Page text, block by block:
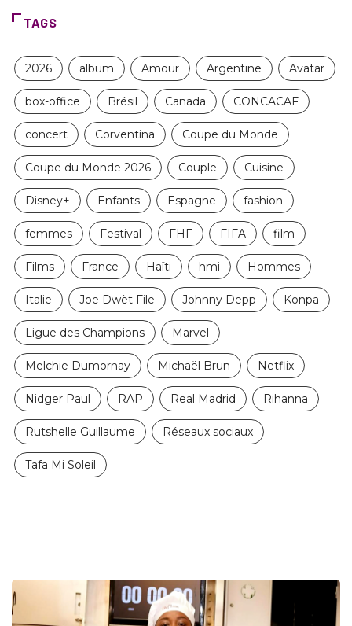
TAGS
2026 album Amour Argentine Avatar
box-office Brésil Canada CONCACAF
concert Corventina Coupe du Monde
Coupe du Monde 2026 Couple Cuisine
Disney+ Enfants Espagne fashion
femmes Festival FHF FIFA film
Films France Haïti hmi Hommes
Italie Joe Dwèt File Johnny Depp Konpa
Ligue des Champions Marvel
Melchie Dumornay Michaël Brun Netflix
Nidger Paul RAP Real Madrid Rihanna
Rutshelle Guillaume Réseaux sociaux
Tafa Mi Soleil